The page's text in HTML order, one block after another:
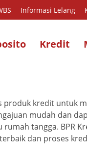
Informasi Lelang
Kredit
produk kredit untuk
mudah dan
rumah tangga. BPR
dan proses